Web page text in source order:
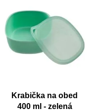
Krabička na obed
400 ml - zelená